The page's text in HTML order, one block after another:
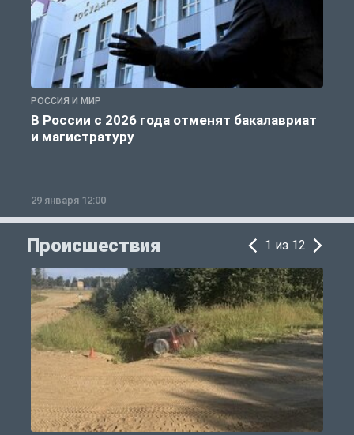
РОССИЯ И МИР
В России с 2026 года отменят бакалавриат
и магистратуру
29 января 12:00
Происшествия 1 из 12